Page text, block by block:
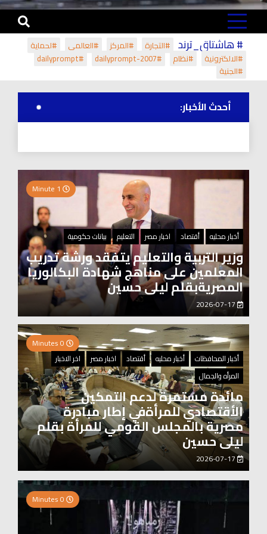
# هاشتاق_ترند #التجارة #المركز #العالمي
#لحماية
#الالكترونية
#نظام #dailyprompt-2007
#dailyprompt
#الجنية
أحدث الأخبار:
أخبار محليه أقتصاد اخبار مصر التعليم بيانات حكومية
وزير التربية والتعليم يتفقد ورشة تدريب
المعلمين على مناهج شهادة البكالوريا
المصريةبقلم ليلى حسين
أخبار المحافظات
أخبار محليه أقتصاد اخبار مصر
اخر الاخبار
المرأه والجمال
مائدة مستمرة لدعم التمكين
الأقتصادي للمرأةفي إطار مبادرة
مصرية بالمجلس القومي للمرأة بقلم
ليلى حسين
2026-07-17